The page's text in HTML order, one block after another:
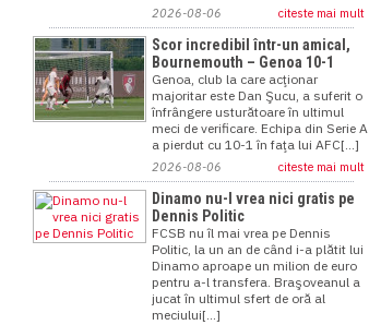
2026-08-06 citeste mai mult
Scor incredibil într-un amical,
Bournemouth – Genoa 10-1
Genoa, club la care acţionar
majoritar este Dan Şucu, a suferit o
înfrângere usturătoare în ultimul
meci de verificare. Echipa din Serie A
a pierdut cu 10-1 în faţa lui AFC[...]
2026-08-06 citeste mai mult
Dinamo nu-l vrea nici gratis pe
Dennis Politic
FCSB nu îl mai vrea pe Dennis
Politic, la un an de când i-a plătit lui
Dinamo aproape un milion de euro
pentru a-l transfera. Braşoveanul a
jucat în ultimul sfert de oră al
meciului[...]